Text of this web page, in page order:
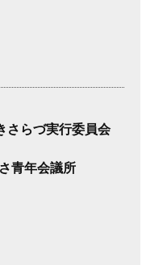
さらづ実行委員会
青年会議所